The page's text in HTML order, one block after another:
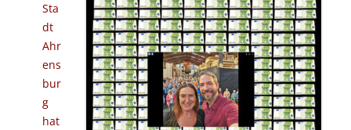
Sta
dt
Ahr
ens
bur
g
hat